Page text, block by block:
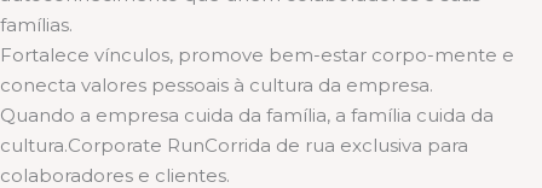
famílias.
Fortalece vínculos, promove bem-estar corpo-mente e
conecta valores pessoais à cultura da empresa.
Quando a empresa cuida da família, a família cuida da
cultura.Corporate RunCorrida de rua exclusiva para
colaboradores e clientes.